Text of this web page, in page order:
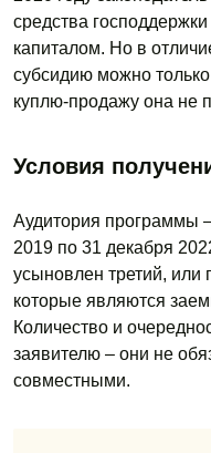
средства
капиталом. Но в
субсидию можно
куплю-продажу она не
Условия
Аудитория программы
2019 по 31 декабря
усыновлен третий,
которые являются
Количество и
заявителю – они не
совместными.